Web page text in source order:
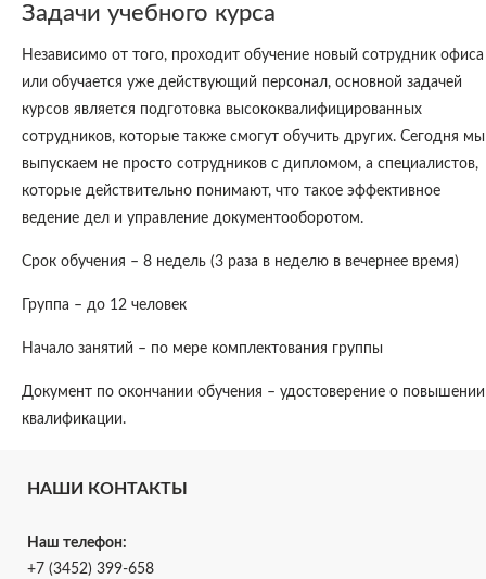
Задачи учебного курса
Независимо от того, проходит обучение новый сотрудник офиса
или обучается уже действующий персонал, основной задачей
курсов является подготовка высококвалифицированных
сотрудников, которые также смогут обучить других. Сегодня мы
выпускаем не просто сотрудников с дипломом, а специалистов,
которые действительно понимают, что такое эффективное
ведение дел и управление документооборотом.
Срок обучения – 8 недель (3 раза в неделю в вечернее время)
Группа – до 12 человек
Начало занятий – по мере комплектования группы
Документ по окончании обучения – удостоверение о повышении
квалификации.
НАШИ КОНТАКТЫ
Наш телефон:
+7 (3452) 399-658